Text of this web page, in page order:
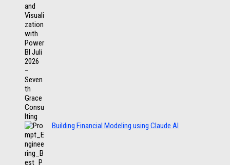
Building Financial Modeling using Claude AI